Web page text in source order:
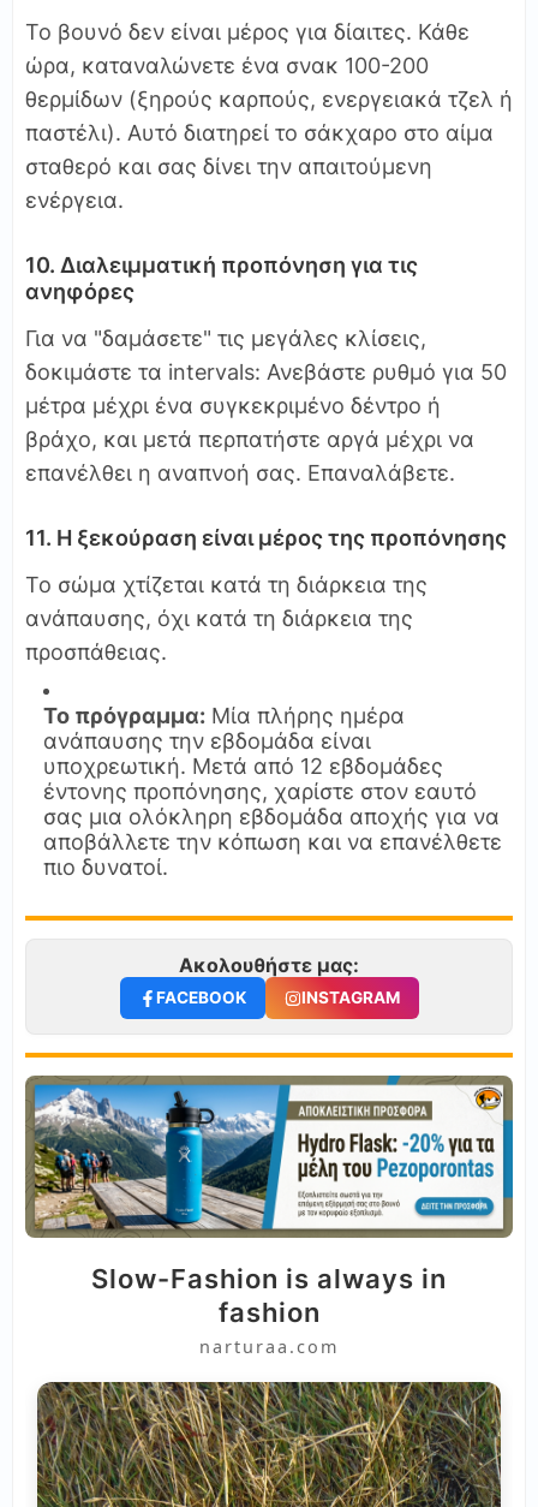
Το βουνό δεν είναι μέρος για δίαιτες. Κάθε
ώρα, καταναλώνετε ένα σνακ 100-200
θερμίδων (ξηρούς καρπούς, ενεργειακά τζελ ή
παστέλι). Αυτό διατηρεί το σάκχαρο στο αίμα
σταθερό και σας δίνει την απαιτούμενη
ενέργεια.
10. Διαλειμματική προπόνηση για τις
ανηφόρες
Για να "δαμάσετε" τις μεγάλες κλίσεις,
δοκιμάστε τα intervals: Ανεβάστε ρυθμό για 50
μέτρα μέχρι ένα συγκεκριμένο δέντρο ή
βράχο, και μετά περπατήστε αργά μέχρι να
επανέλθει η αναπνοή σας. Επαναλάβετε.
11. Η ξεκούραση είναι μέρος της προπόνησης
Το σώμα χτίζεται κατά τη διάρκεια της
ανάπαυσης, όχι κατά τη διάρκεια της
προσπάθειας.
Το πρόγραμμα: Μία πλήρης ημέρα
ανάπαυσης την εβδομάδα είναι
υποχρεωτική. Μετά από 12 εβδομάδες
έντονης προπόνησης, χαρίστε στον εαυτό
σας μια ολόκληρη εβδομάδα αποχής για να
αποβάλλετε την κόπωση και να επανέλθετε
πιο δυνατοί.
Ακολουθήστε μας:
FACEBOOK INSTAGRAM
Slow-Fashion is always in
fashion
narturaa.com